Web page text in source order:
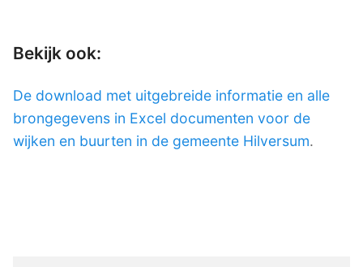
Bekijk ook:
De download met uitgebreide informatie en alle
brongegevens in Excel documenten voor de
wijken en buurten in de gemeente Hilversum.